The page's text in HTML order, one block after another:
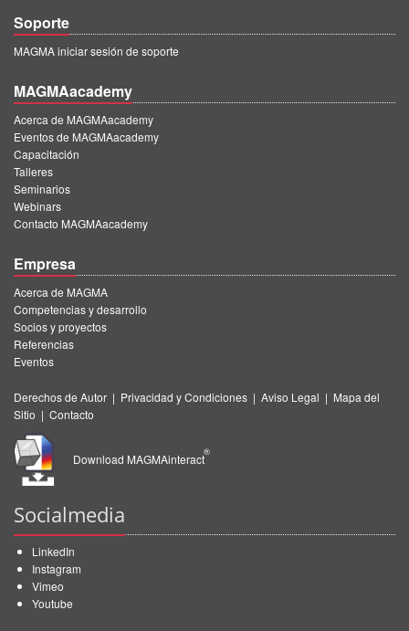
Soporte
MAGMA iniciar sesión de soporte
MAGMAacademy
Acerca de MAGMAacademy
Eventos de MAGMAacademy
Capacitación
Talleres
Seminarios
Webinars
Contacto MAGMAacademy
Empresa
Acerca de MAGMA
Competencias y desarrollo
Socios y proyectos
Referencias
Eventos
Derechos de Autor | Privacidad y Condiciones | Aviso Legal | Mapa del
Sitio | Contacto
Download MAGMAinteract
®
Socialmedia
LinkedIn
Instagram
Vimeo
Youtube